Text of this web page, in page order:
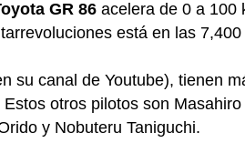
GR 86 acelera de 0 a 100
está en las 7,400
su canal de Youtube), tienen
Estos otros pilotos son
y Nobuteru Taniguchi.